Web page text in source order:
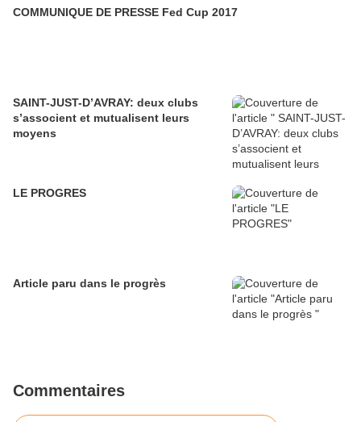
COMMUNIQUE DE PRESSE Fed Cup 2017
SAINT-JUST-D’AVRAY: deux clubs
s’associent et mutualisent leurs
moyens
LE PROGRES
Article paru dans le progrès
Commentaires